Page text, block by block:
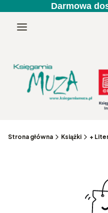
Darmowa
Menu
Strona główna Książki +